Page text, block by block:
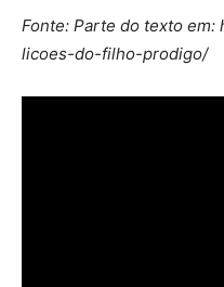
Fonte: Parte do texto
licoes-do-filho-prodigo/